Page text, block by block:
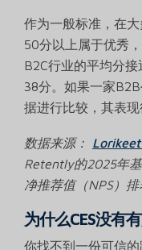
作为一般标准，在
50分以上属于优秀
B2C行业的平均分
38分。如果一家
据进行比较，其表现
数据来源：
Retently的2025年
净推荐值（NPS）排
为什么CES没有
你找不到一份可信